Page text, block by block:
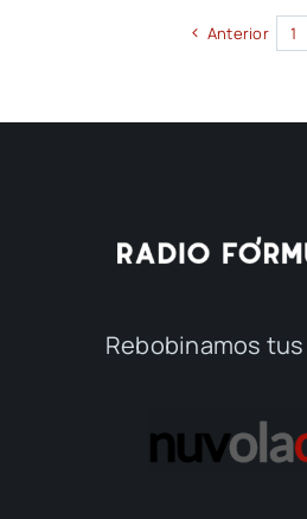
Anterior 1
Rebobinamos